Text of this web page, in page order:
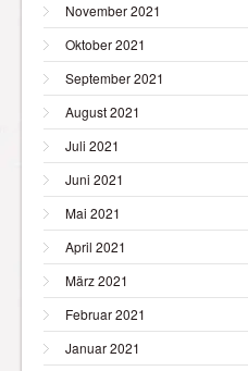
November 2021
Oktober 2021
September 2021
August 2021
Juli 2021
Juni 2021
Mai 2021
April 2021
März 2021
Februar 2021
Januar 2021